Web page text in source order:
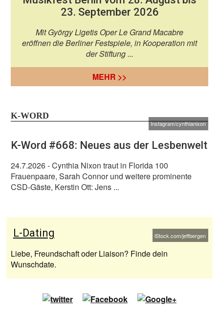
23. September 2026
Mit György Ligetis Oper Le Grand Macabre
eröffnen die Berliner Festspiele, in Kooperation mit
der Stiftung ...
MEHR >>
K-WORD
Instagram/cynthianixon
K-Word #668: Neues aus der Lesbenwelt
24.7.2026- Cynthia Nixon traut in Florida 100
Frauenpaare, Sarah Connor und weitere prominente
CSD-Gäste, Kerstin Ott: Jens ...
L-Dating iStock.com/jeffbergen
Liebe, Freundschaft oder Liaison? Finde dein
Wunschdate.